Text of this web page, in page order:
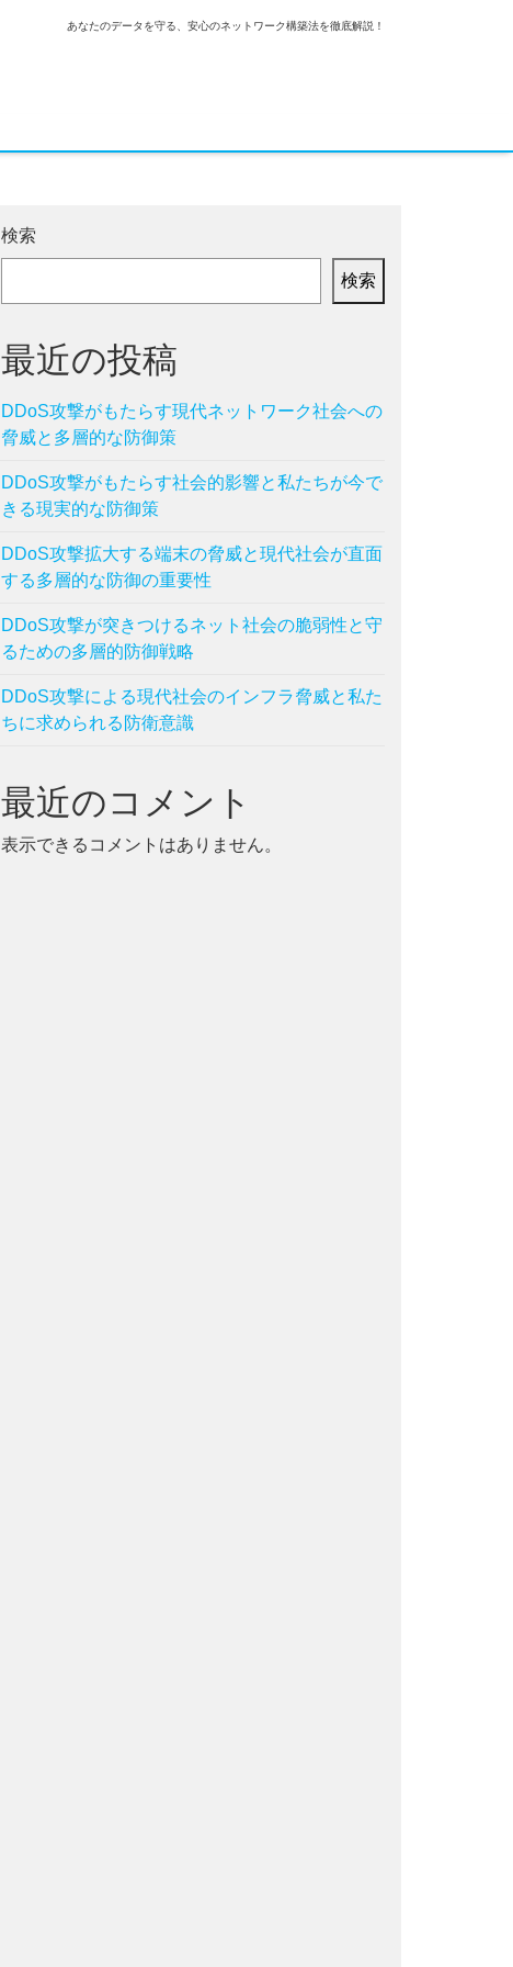
あなたのデータを守る、安心のネットワーク構築法を徹底解説！
検索
検索
最近の投稿
DDoS攻撃がもたらす現代ネットワーク社会への
脅威と多層的な防御策
DDoS攻撃がもたらす社会的影響と私たちが今で
きる現実的な防御策
DDoS攻撃拡大する端末の脅威と現代社会が直面
する多層的な防御の重要性
DDoS攻撃が突きつけるネット社会の脆弱性と守
るための多層的防御戦略
DDoS攻撃による現代社会のインフラ脅威と私た
ちに求められる防衛意識
最近のコメント
表示できるコメントはありません。